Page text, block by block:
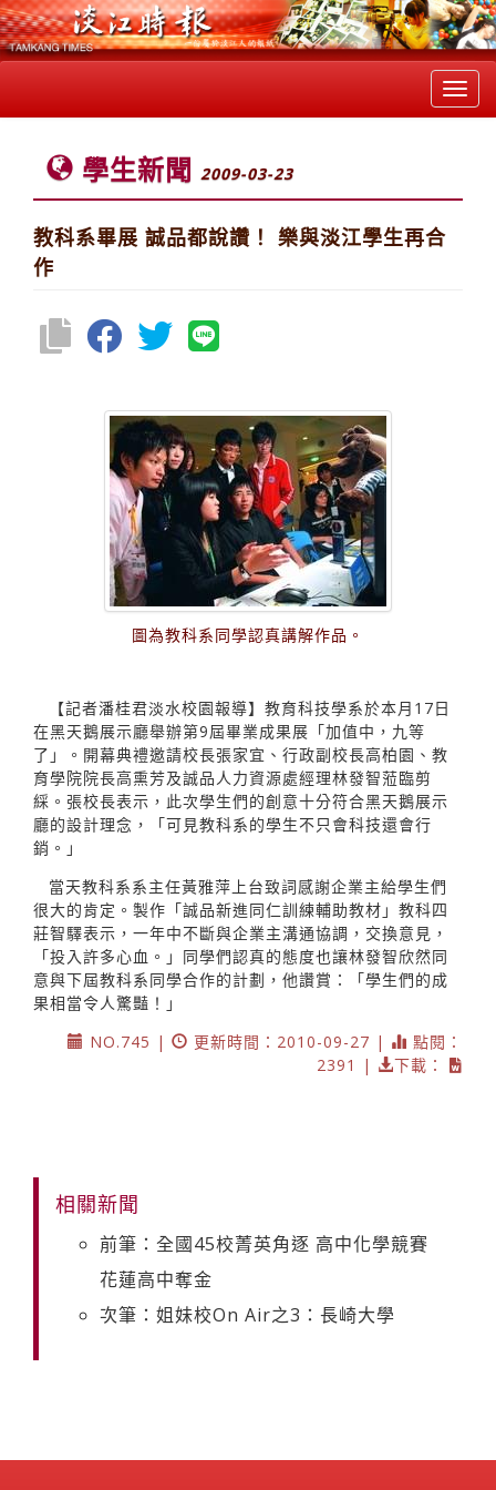
學生新聞 2009-03-23
教科系畢展 誠品都說讚！ 樂與淡江學生再合
作
圖為教科系同學認真講解作品。
【記者潘桂君淡水校園報導】教育科技學系於本月17日
在黑天鵝展示廳舉辦第9屆畢業成果展「加值中，九等
了」。開幕典禮邀請校長張家宜、行政副校長高柏園、教
育學院院長高熏芳及誠品人力資源處經理林發智蒞臨剪
綵。張校長表示，此次學生們的創意十分符合黑天鵝展示
廳的設計理念，「可見教科系的學生不只會科技還會行
銷。」
當天教科系系主任黃雅萍上台致詞感謝企業主給學生們
很大的肯定。製作「誠品新進同仁訓練輔助教材」教科四
莊智驛表示，一年中不斷與企業主溝通協調，交換意見，
「投入許多心血。」同學們認真的態度也讓林發智欣然同
意與下屆教科系同學合作的計劃，他讚賞：「學生們的成
果相當令人驚豔！」
NO.745 |
更新時間：2010-09-27 |
點閱：
2391 |
下載：
相關新聞
前筆：全國45校菁英角逐 高中化學競賽
花蓮高中奪金
次筆：姐妹校On Air之3：長崎大學